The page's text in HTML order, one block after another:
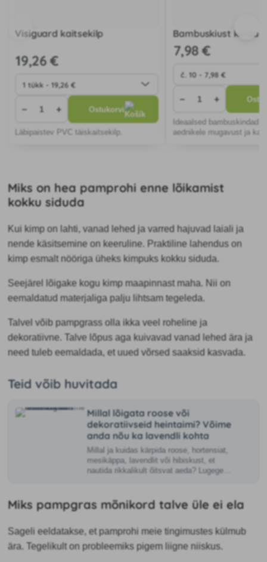
Visiguard kaitsekilp
19,26 €
− + Ostukorvi
Läbipaistev PVC täiskaitsekilp.
Bambuskiust
7,98 €
− +
Ideaalsed bambuskindad
aednikele mugavust ja
Miks on hea pamprohi enne lõikamist
kokku siduda
Kui kimp on lahti, vanad lehed ja varred hajuvad laiali ja
nende käsitsemine on keeruline. Praktiline lahendus on
kimp esmalt nööriga üheks kimpuks kokku siduda.
Seejärel lõigake kogu kimp maapinnast maha. Nii on
eemaldatud materjaliga palju lihtsam tegeleda.
Talvel võib pampgrass olla ikka veel roheline ja
dekoratiivne. Talve lõpus aga kuivavad vanad lehed ära ja
need tuleb eemaldada, et uued võrsed saaksid kasvada.
Teid võib huvitada
Millal lõigata roose või
dekoratiivseid heintaimi? Võime
anda nõu ka lavendli kohta
Millal ja kuidas kärpida roose, hortensiat,
mesikäppa, lavendlit või hibiskust, et
nautida rikkalikult õitsvat aeda? Lugege
Miks pampgras mõnikord talve üle ei ela
Sageli eeldatakse, et pamprohi meie tingimustes külmub
ära. Tegelikult on probleemiks pigem liigne niiskus.